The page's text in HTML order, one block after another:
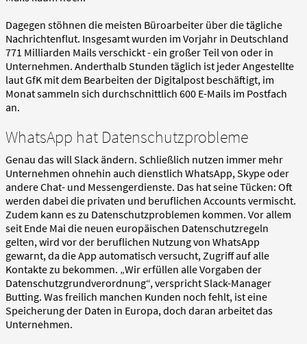
Dagegen stöhnen die meisten Büroarbeiter über die tägliche
Nachrichtenflut. Insgesamt wurden im Vorjahr in Deutschland
771 Milliarden Mails verschickt - ein großer Teil von oder in
Unternehmen. Anderthalb Stunden täglich ist jeder Angestellte
laut GfK mit dem Bearbeiten der Digitalpost beschäftigt, im
Monat sammeln sich durchschnittlich 600 E-Mails im Postfach
an.
WhatsApp hat Datenschutzprobleme
Genau das will Slack ändern. Schließlich nutzen immer mehr
Unternehmen ohnehin auch dienstlich WhatsApp, Skype oder
andere Chat- und Messengerdienste. Das hat seine Tücken: Oft
werden dabei die privaten und beruflichen Accounts vermischt.
Zudem kann es zu Datenschutzproblemen kommen. Vor allem
seit Ende Mai die neuen europäischen Datenschutzregeln
gelten, wird vor der beruflichen Nutzung von WhatsApp
gewarnt, da die App automatisch versucht, Zugriff auf alle
Kontakte zu bekommen. „Wir erfüllen alle Vorgaben der
Datenschutzgrundverordnung“, verspricht Slack-Manager
Butting. Was freilich manchen Kunden noch fehlt, ist eine
Speicherung der Daten in Europa, doch daran arbeitet das
Unternehmen.